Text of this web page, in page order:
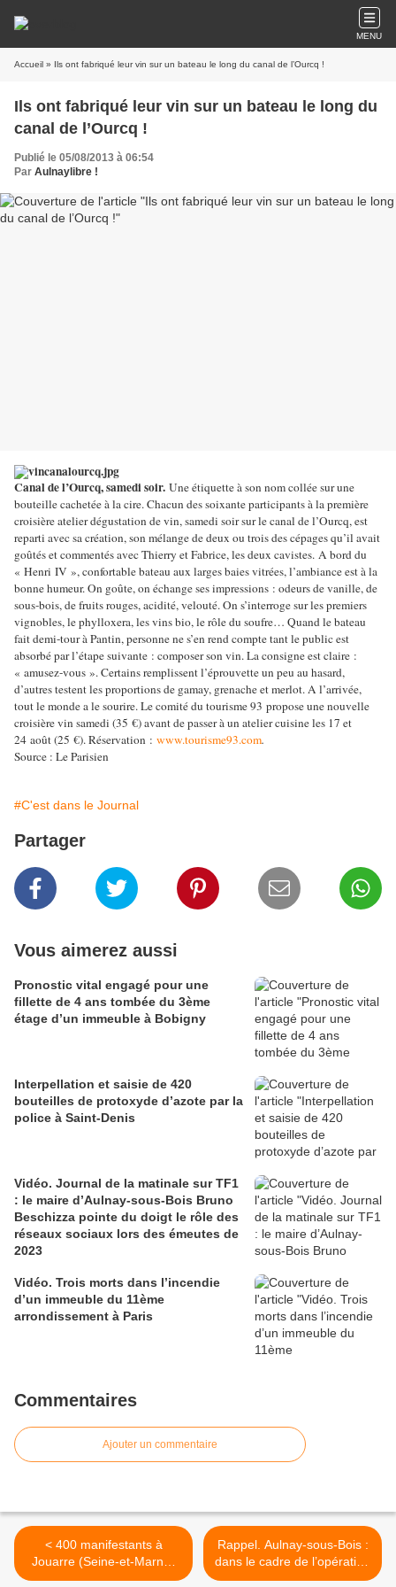
MENU
Accueil » Ils ont fabriqué leur vin sur un bateau le long du canal de l’Ourcq !
Ils ont fabriqué leur vin sur un bateau le long du
canal de l’Ourcq !
Publié le 05/08/2013 à 06:54
Par Aulnaylibre !
Canal de l’Ourcq, samedi soir. Une étiquette à son nom collée sur une
bouteille cachetée à la cire. Chacun des soixante participants à la première
croisière atelier dégustation de vin, samedi soir sur le canal de l’Ourcq, est
reparti avec sa création, son mélange de deux ou trois des cépages qu’il avait
goûtés et commentés avec Thierry et Fabrice, les deux cavistes. A bord du
« Henri IV », confortable bateau aux larges baies vitrées, l’ambiance est à la
bonne humeur. On goûte, on échange ses impressions : odeurs de vanille, de
sous-bois, de fruits rouges, acidité, velouté. On s’interroge sur les premiers
vignobles, le phylloxera, les vins bio, le rôle du soufre… Quand le bateau
fait demi-tour à Pantin, personne ne s’en rend compte tant le public est
absorbé par l’étape suivante : composer son vin. La consigne est claire :
« amusez-vous ». Certains remplissent l’éprouvette un peu au hasard,
d’autres testent les proportions de gamay, grenache et merlot. A l’arrivée,
tout le monde a le sourire. Le comité du tourisme 93 propose une nouvelle
croisière vin samedi (35 €) avant de passer à un atelier cuisine les 17 et
24 août (25 €).Réservation : www.tourisme93.com.
Source : Le Parisien
#C'est dans le Journal
Partager
Vous aimerez aussi
Pronostic vital engagé pour une
fillette de 4 ans tombée du 3ème
étage d’un immeuble à Bobigny
Interpellation et saisie de 420
bouteilles de protoxyde d’azote par la
police à Saint-Denis
Vidéo. Journal de la matinale sur TF1
: le maire d’Aulnay-sous-Bois Bruno
Beschizza pointe du doigt le rôle des
réseaux sociaux lors des émeutes de
2023
Vidéo. Trois morts dans l’incendie
d’un immeuble du 11ème
arrondissement à Paris
Commentaires
Ajouter un commentaire
< 400 manifestants à
Jouarre (Seine-et-Marne)
pour dire non aux gaz et
Rappel. Aulnay-sous-Bois :
dans le cadre de l’opération
l’Eté à Ballanger, la base de